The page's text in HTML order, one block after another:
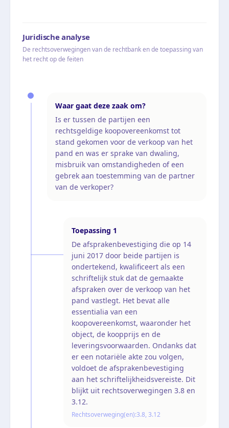
Juridische analyse
De rechtsoverwegingen van de rechtbank en de toepassing van
het recht op de feiten
Waar gaat deze zaak om?
Is er tussen de partijen een
rechtsgeldige koopovereenkomst tot
stand gekomen voor de verkoop van het
pand en was er sprake van dwaling,
misbruik van omstandigheden of een
gebrek aan toestemming van de partner
van de verkoper?
Toepassing 1
De afsprakenbevestiging die op 14
juni 2017 door beide partijen is
ondertekend, kwalificeert als een
schriftelijk stuk dat de gemaakte
afspraken over de verkoop van het
pand vastlegt. Het bevat alle
essentialia van een
koopovereenkomst, waaronder het
object, de koopprijs en de
leveringsvoorwaarden. Ondanks dat
er een notariële akte zou volgen,
voldoet de afsprakenbevestiging
aan het schriftelijkheidsvereiste. Dit
blijkt uit rechtsoverwegingen 3.8 en
3.12.
Rechtsoverweging(en):3.8, 3.12